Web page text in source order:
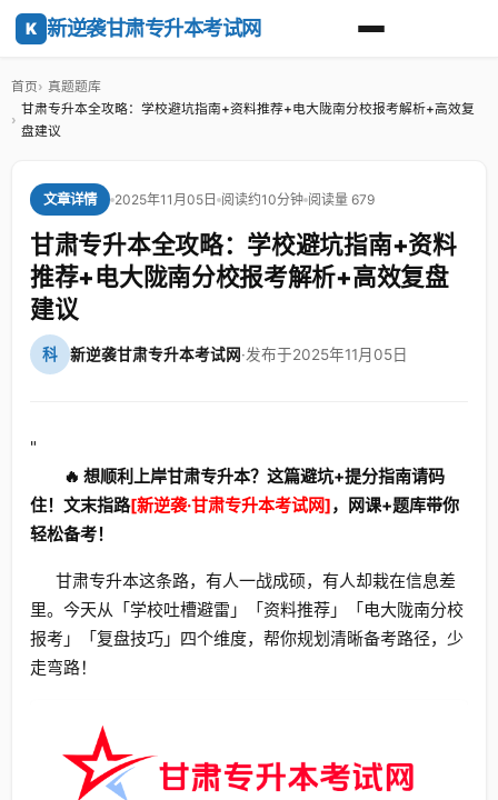
K 新逆袭甘肃专升本考试网
首页
真题题库
甘肃专升本全攻略：学校避坑指南+资料推荐+电大陇南分校报考解析+高效复
盘建议
文章详情 2025年11月05日 阅读约10分钟 阅读量 679
甘肃专升本全攻略：学校避坑指南+资料
推荐+电大陇南分校报考解析+高效复盘
建议
科 新逆袭甘肃专升本考试网·发布于2025年11月05日
"
🔥 想顺利上岸甘肃专升本？这篇避坑+提分指南请码
住！文末指路[新逆袭·甘肃专升本考试网]，网课+题库带你
轻松备考！
甘肃专升本这条路，有人一战成硕，有人却栽在信息差
里。今天从「学校吐槽避雷」「资料推荐」「电大陇南分校
报考」「复盘技巧」四个维度，帮你规划清晰备考路径，少
走弯路！